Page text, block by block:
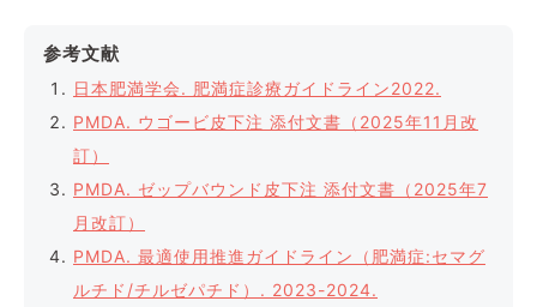
参考文献
日本肥満学会. 肥満症診療ガイドライン2022.
PMDA. ウゴービ皮下注 添付文書（2025年11月改
訂）
PMDA. ゼップバウンド皮下注 添付文書（2025年7
月改訂）
PMDA. 最適使用推進ガイドライン（肥満症:セマグ
ルチド/チルゼパチド）. 2023-2024.